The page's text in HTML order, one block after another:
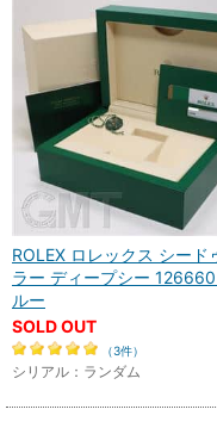
ROLEX ロレックス シード
ラー ディープシー
ルー
SOLD OUT
（3件）
シリアル：ランダム